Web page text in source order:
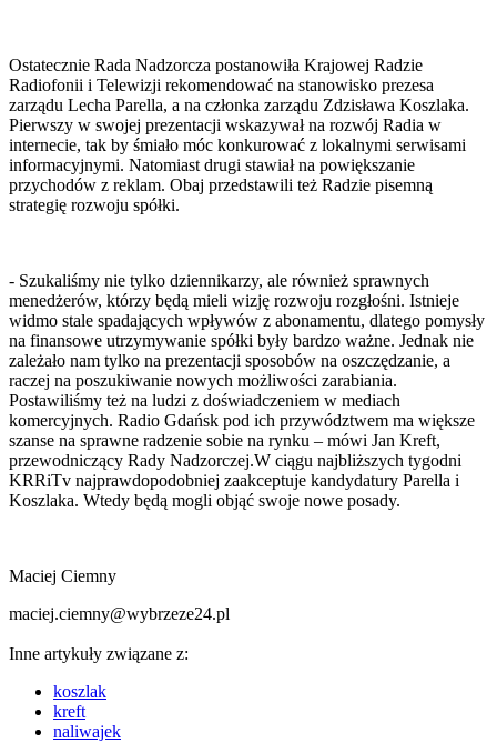
Ostatecznie Rada Nadzorcza postanowiła Krajowej Radzie
Radiofonii i Telewizji rekomendować na stanowisko prezesa
zarządu Lecha Parella, a na członka zarządu Zdzisława Koszlaka.
Pierwszy w swojej prezentacji wskazywał na rozwój Radia w
internecie, tak by śmiało móc konkurować z lokalnymi serwisami
informacyjnymi. Natomiast drugi stawiał na powiększanie
przychodów z reklam. Obaj przedstawili też Radzie pisemną
strategię rozwoju spółki.
- Szukaliśmy nie tylko dziennikarzy, ale również sprawnych
menedżerów, którzy będą mieli wizję rozwoju rozgłośni. Istnieje
widmo stale spadających wpływów z abonamentu, dlatego pomysły
na finansowe utrzymywanie spółki były bardzo ważne. Jednak nie
zależało nam tylko na prezentacji sposobów na oszczędzanie, a
raczej na poszukiwanie nowych możliwości zarabiania.
Postawiliśmy też na ludzi z doświadczeniem w mediach
komercyjnych. Radio Gdańsk pod ich przywództwem ma większe
szanse na sprawne radzenie sobie na rynku – mówi Jan Kreft,
przewodniczący Rady Nadzorczej.W ciągu najbliższych tygodni
KRRiTv najprawdopodobniej zaakceptuje kandydatury Parella i
Koszlaka. Wtedy będą mogli objąć swoje nowe posady.
Maciej Ciemny
maciej.ciemny@wybrzeze24.pl
Inne artykuły związane z:
koszlak
kreft
naliwajek